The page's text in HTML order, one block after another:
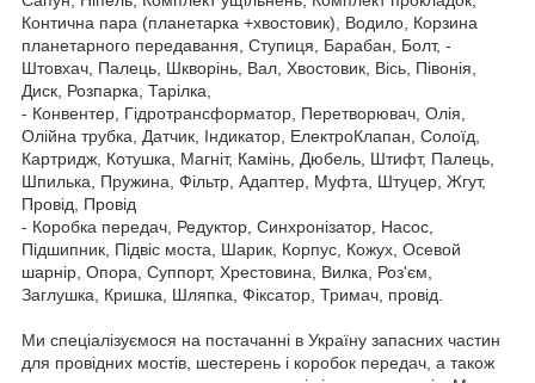
Контична пара (планетарка +хвостовик), Водило, Корзина
планетарного передавання, Ступиця, Барабан, Болт, -
Штовхач, Палець, Шкворінь, Вал, Хвостовик, Вісь, Півонія,
Диск, Розпарка, Тарілка,
- Конвентер, Гідротрансформатор, Перетворювач, Олія,
Олійна трубка, Датчик, Індикатор, ЕлектроКлапан, Солоїд,
Картридж, Котушка, Магніт, Камінь, Дюбель, Штифт, Палець,
Шпилька, Пружина, Фільтр, Адаптер, Муфта, Штуцер, Жгут,
Провід, Провід
- Коробка передач, Редуктор, Синхронізатор, Насос,
Підшипник, Підвіс моста, Шарик, Корпус, Кожух, Осевой
шарнір, Опора, Суппорт, Хрестовина, Вилка, Роз'єм,
Заглушка, Кришка, Шляпка, Фіксатор, Тримач, провід.
Ми спеціалізуємося на постачанні в Україну запасних частин
для провідних мостів, шестерень і коробок передач, а також